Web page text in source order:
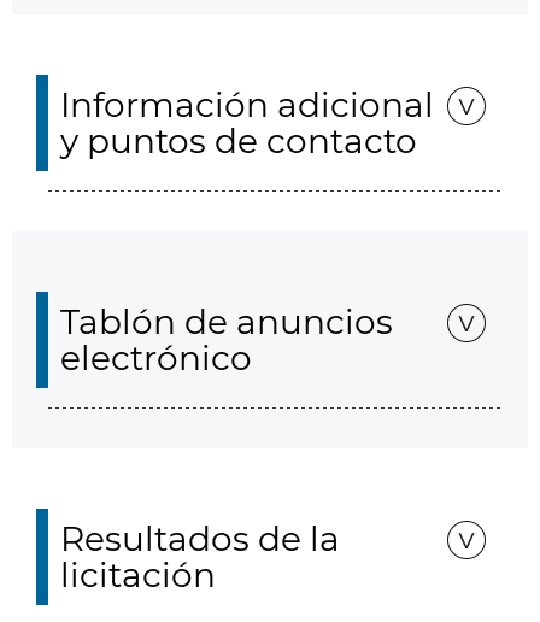
Información adicional
y puntos de contacto
Tablón de anuncios
electrónico
Resultados de la
licitación